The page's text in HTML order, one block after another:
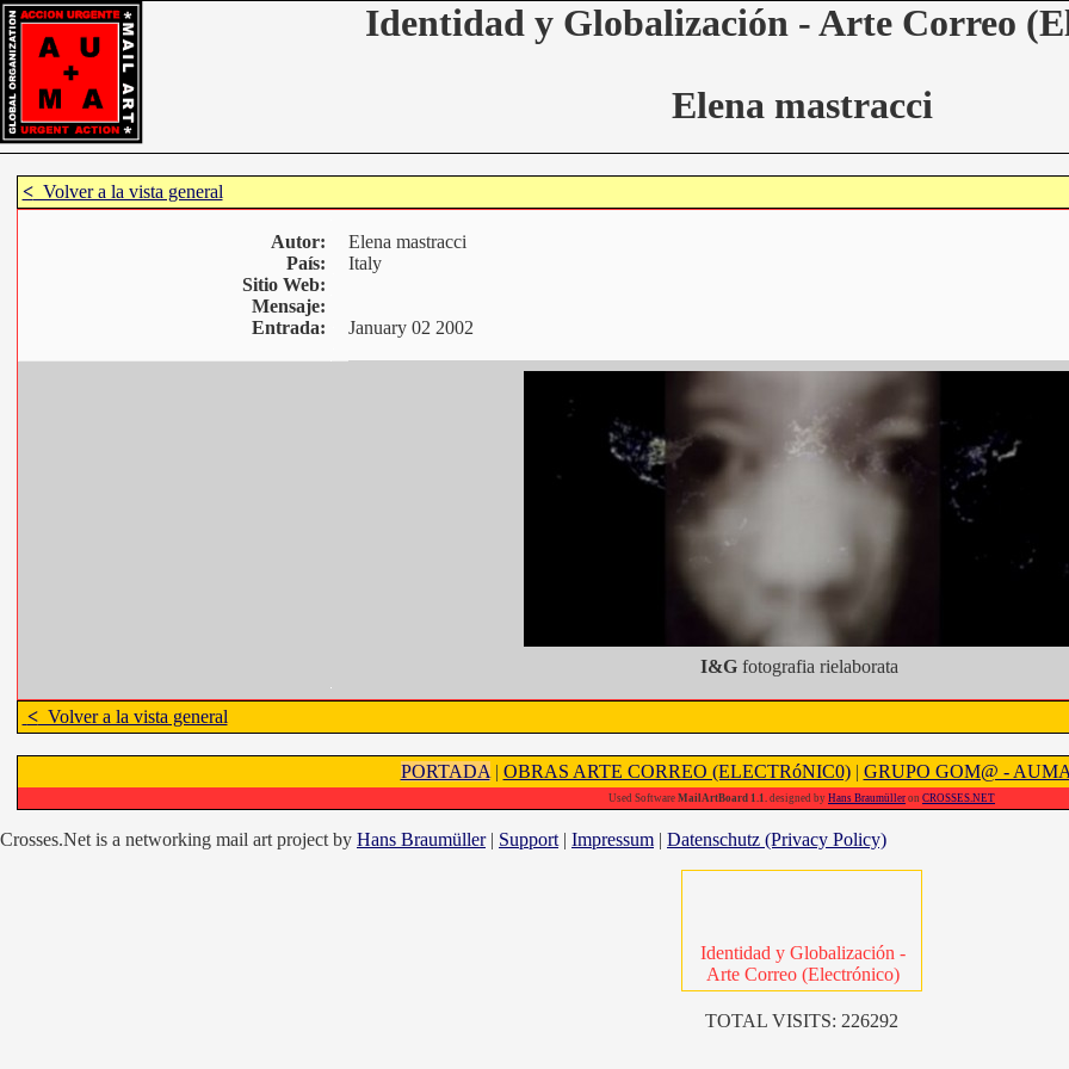
Identidad y Globalización - Arte Correo
Elena mastracci
<Volver a la vista general
Autor:
País:
Sitio Web:
Mensaje:
Elena mastracci
Italy
Entrada: January 02 2002
I&G fotografia rielaborata
<Volver a la vista general
PORTADA | OBRAS ARTE CORREO (ELECTRóNIC0)| GRUPO GOM@ - AUMA
Used Software MailArtBoard 1.1. designed by Hans Braumüller on CROSSES.NET
Crosses.Net is a networking mail art project by Hans Braumüller| Support | Impressum | Datenschutz (Privacy Policy)
Identidad y Globalización -
Arte Correo (Electrónico)
TOTAL VISITS: 226292